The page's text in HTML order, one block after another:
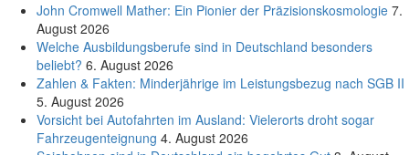
John Cromwell Mather: Ein Pionier der Präzisionskosmologie 7.
August 2026
Welche Ausbildungsberufe sind in Deutschland besonders
beliebt? 6. August 2026
Zahlen & Fakten: Minderjährige im Leistungsbezug nach SGB II
5. August 2026
Vorsicht bei Autofahrten im Ausland: Vielerorts droht sogar
Fahrzeugenteignung 4. August 2026